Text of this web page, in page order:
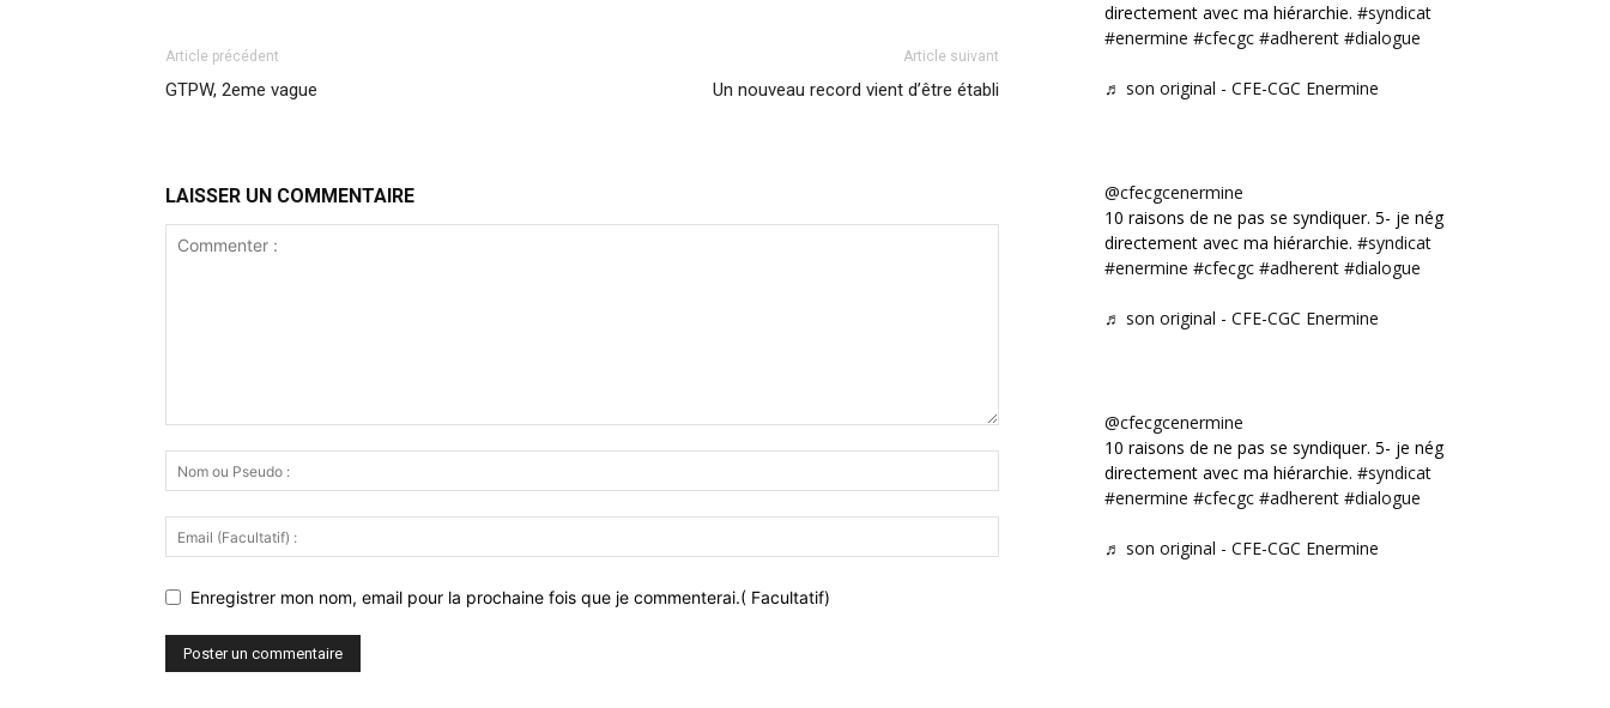
Article précédent
GTPW, 2eme vague
Article suivant
Un nouveau record vient d’être établi
LAISSER UN COMMENTAIRE
Enregistrer mon nom, email pour la prochaine fois que je commenterai.( Facultatif)
directement avec ma hiérarchie. #syndicat
#enermine #cfecgc #adherent #dialogue
♬ son original - CFE-CGC Enermine
@cfecgcenermine
10 raisons de ne pas se syndiquer. 5- je négocie
directement avec ma hiérarchie. #syndicat
#enermine #cfecgc #adherent #dialogue
♬ son original - CFE-CGC Enermine
@cfecgcenermine
10 raisons de ne pas se syndiquer. 5- je négocie
directement avec ma hiérarchie. #syndicat
#enermine #cfecgc #adherent #dialogue
♬ son original - CFE-CGC Enermine